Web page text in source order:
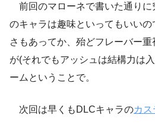
前回のマローネで書いた通りに
のキャラは趣味といってもいい
さもあってか、殆どフレーバー
が(それでもアッシュは結構力は
ームということで。
次回は早くもDLCキャラのカ